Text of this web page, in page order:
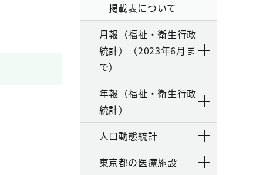
掲載表について
月報（福祉・衛生行政
統計）（2023年6月ま
で）
年報（福祉・衛生行政
統計）
人口動態統計
東京都の医療施設